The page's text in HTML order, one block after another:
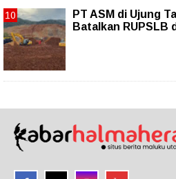
PT ASM di Ujung
Batalkan RUPSLB